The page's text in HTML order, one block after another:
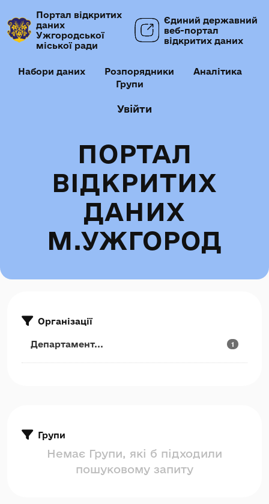
Портал відкритих
даних
Ужгородської
міської ради
Єдиний державний
веб-портал
відкритих даних
Набори даних Розпорядники
Аналітика
Групи
Увійти
ПОРТАЛ
ВІДКРИТИХ
ДАНИХ
М.УЖГОРОД
Організації
Департамент... 1
Групи
Немає Групи, які б підходили
пошуковому запиту